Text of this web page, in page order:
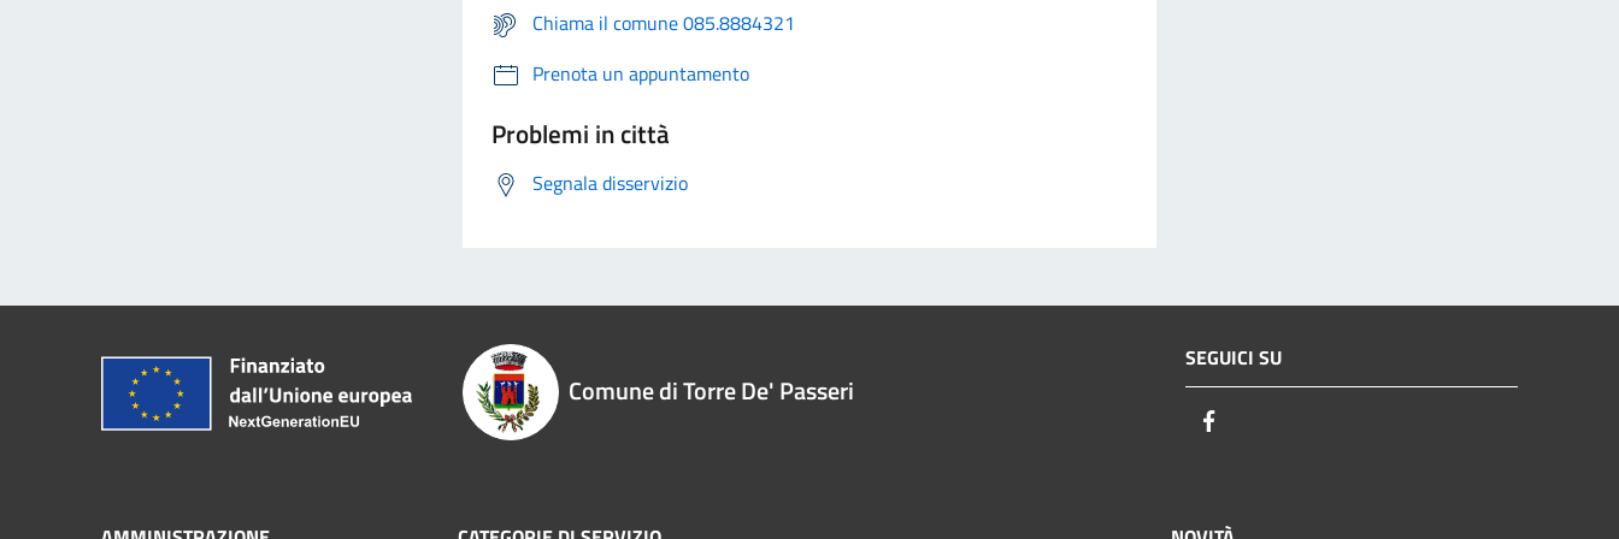
Chiama il comune 085.8884321
Prenota un appuntamento
Problemi in città
Segnala disservizio
Comune di Torre De' Passeri
SEGUICI SU